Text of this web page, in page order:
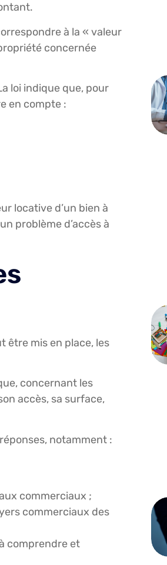
à la « valeur
concernée
loi indique que, pour
en compte :
locative d’un bien à
problème d’accès à
être mis en place, les
concernant les
accès, sa surface,
notamment :
commerciaux ;
commerciaux des
comprendre et